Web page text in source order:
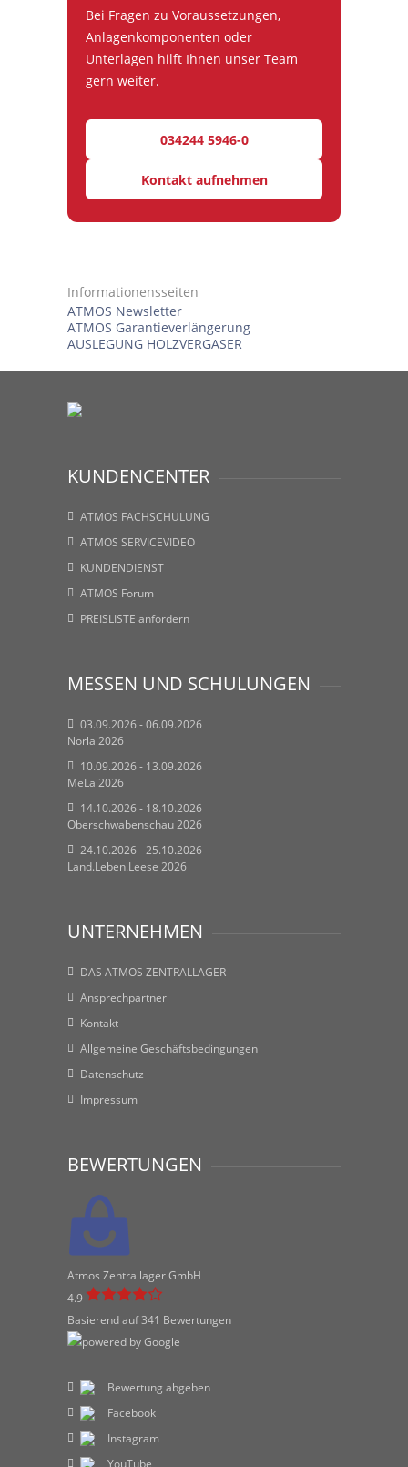
Bei Fragen zu Voraussetzungen,
Anlagenkomponenten oder
Unterlagen hilft Ihnen unser Team
gern weiter.
034244 5946-0
Kontakt aufnehmen
Informationensseiten
ATMOS Newsletter
ATMOS Garantieverlängerung
AUSLEGUNG HOLZVERGASER
KUNDENCENTER
ATMOS FACHSCHULUNG
ATMOS SERVICEVIDEO
KUNDENDIENST
ATMOS Forum
PREISLISTE anfordern
MESSEN UND SCHULUNGEN
03.09.2026 - 06.09.2026
Norla 2026
10.09.2026 - 13.09.2026
MeLa 2026
14.10.2026 - 18.10.2026
Oberschwabenschau 2026
24.10.2026 - 25.10.2026
Land.Leben.Leese 2026
UNTERNEHMEN
DAS ATMOS ZENTRALLAGER
Ansprechpartner
Kontakt
Allgemeine Geschäftsbedingungen
Datenschutz
Impressum
BEWERTUNGEN
Atmos Zentrallager GmbH
4.9
Basierend auf 341 Bewertungen
Bewertung abgeben
Facebook
Instagram
YouTube